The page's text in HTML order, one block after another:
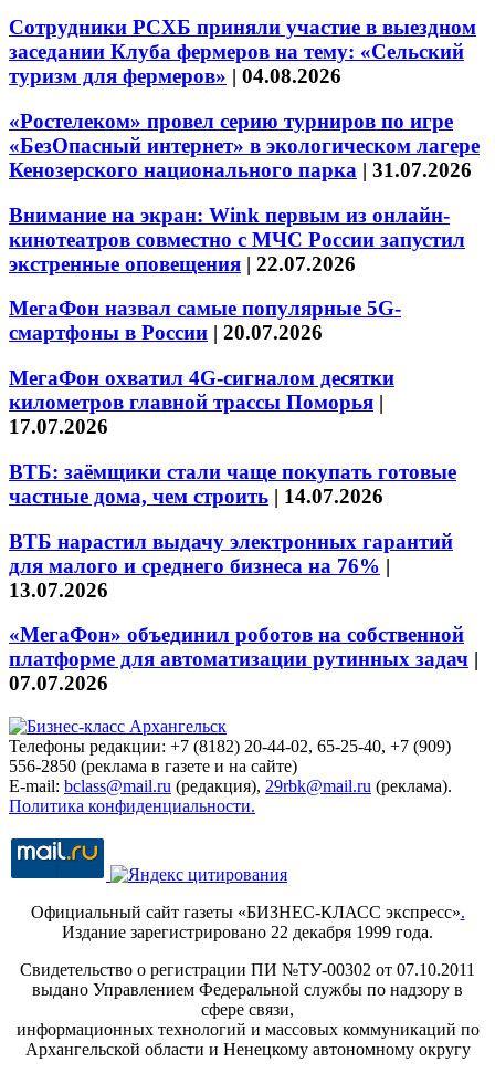
Сотрудники РСХБ приняли участие в выездном
заседании Клуба фермеров на тему: «Сельский
туризм для фермеров» | 04.08.2026
«Ростелеком» провел серию турниров по игре
«БезОпасный интернет» в экологическом лагере
Кенозерского национального парка | 31.07.2026
Внимание на экран: Wink первым из онлайн-
кинотеатров совместно с МЧС России запустил
экстренные оповещения | 22.07.2026
МегаФон назвал самые популярные 5G-
смартфоны в России | 20.07.2026
МегаФон охватил 4G-сигналом десятки
километров главной трассы Поморья |
17.07.2026
ВТБ: заёмщики стали чаще покупать готовые
частные дома, чем строить | 14.07.2026
ВТБ нарастил выдачу электронных гарантий
для малого и среднего бизнеса на 76% |
13.07.2026
«МегаФон» объединил роботов на собственной
платформе для автоматизации рутинных задач |
07.07.2026
Телефоны редакции: +7 (8182) 20-44-02, 65-25-40, +7 (909)
556-2850 (реклама в газете и на сайте)
E-mail: bclass@mail.ru (редакция), 29rbk@mail.ru (реклама).
Политика конфиденциальности.
Официальный сайт газеты «БИЗНЕС-КЛАСС экспресс».
Издание зарегистрировано 22 декабря 1999 года.
Свидетельство о регистрации ПИ №ТУ-00302 от 07.10.2011
выдано Управлением Федеральной службы по надзору в
сфере связи,
информационных технологий и массовых коммуникаций по
Архангельской области и Ненецкому автономному округу